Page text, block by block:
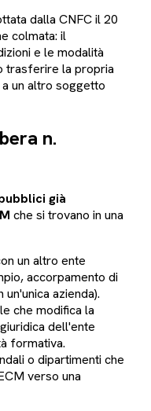
dalla CNFC il 20
colmata: il
e le modalità
trasferire la propria
un altro soggetto
n.
già
che si trovano in una
un altro ente
accorpamento di
azienda).
che modifica la
dell'ente
formativa.
o dipartimenti che
verso una